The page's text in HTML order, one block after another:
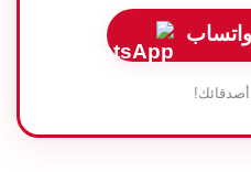
واتساب